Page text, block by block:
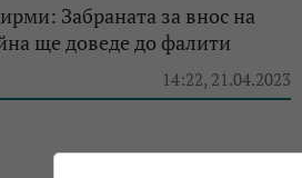
Забраната за внос на
ще доведе до фалити
14:22, 21.04.2023